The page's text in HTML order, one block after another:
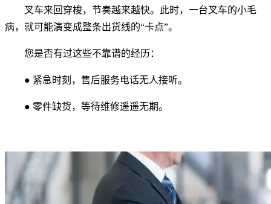
叉车来回穿梭，节奏越来越快。此时，一台叉车的小毛
病，就可能演变成整条出货线的“卡点”。
您是否有过这些不靠谱的经历：
● 紧急时刻，售后服务电话无人接听。
● 零件缺货，等待维修遥遥无期。